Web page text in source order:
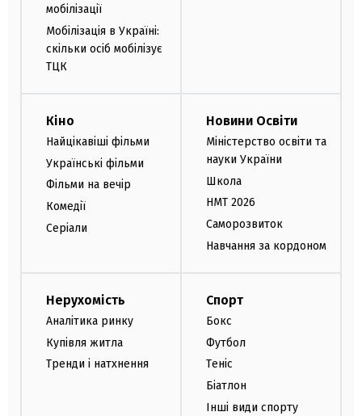
мобілізації
Мобілізація в Україні:
скільки осіб мобілізує
ТЦК
Кіно
Найцікавіші фільми
Українські фільми
Фільми на вечір
Комедії
Серіали
Новини Освіти
Міністерство освіти та
науки України
Школа
НМТ 2026
Саморозвиток
Навчання за кордоном
Нерухомість
Аналітика ринку
Купівля житла
Тренди і натхнення
Спорт
Бокс
Футбол
Теніс
Біатлон
Інші види спорту